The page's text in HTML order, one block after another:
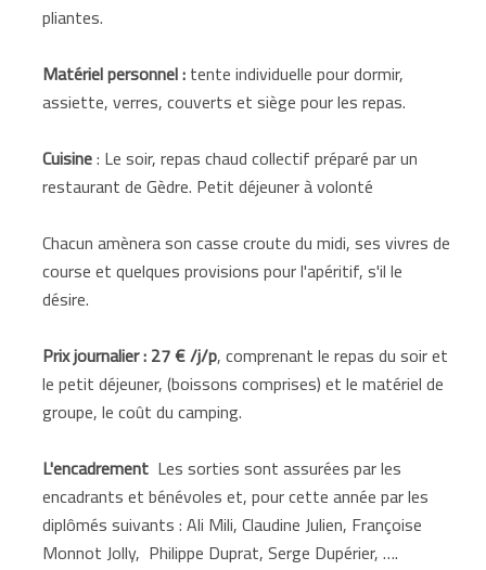
pliantes.
Matériel personnel :tente individuelle pour dormir,
assiette, verres, couverts et siège pour les repas.
Cuisine: Le soir, repas chaud collectif préparé par un
restaurant de Gèdre. Petit déjeuner à volonté
Chacun amènera son casse croute du midi, ses vivres de
course et quelques provisions pour l'apéritif, s'il le
désire.
Prix journalier : 27 € /j/p, comprenant le repas du soir et
le petit déjeuner, (boissons comprises) et le matériel de
groupe, le coût du camping.
L'encadrement Les sorties sont assurées par les
encadrants et bénévoles et, pour cette année par les
diplômés suivants : Ali Mili, Claudine Julien, Françoise
Monnot Jolly, Philippe Duprat, Serge Dupérier, ….